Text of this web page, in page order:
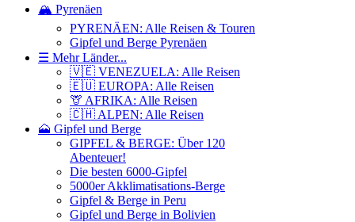
🏔️ Pyrenäen
PYRENÄEN: Alle Reisen & Touren
Gipfel und Berge Pyrenäen
☰ Mehr Länder...
🇻🇪 VENEZUELA: Alle Reisen
🇪🇺 EUROPA: Alle Reisen
🦒 AFRIKA: Alle Reisen
🇨🇭 ALPEN: Alle Reisen
🗻 Gipfel und Berge
GIPFEL & BERGE: Über 120
Abenteuer!
Die besten 6000-Gipfel
5000er Akklimatisations-Berge
Gipfel & Berge in Peru
Gipfel und Berge in Bolivien